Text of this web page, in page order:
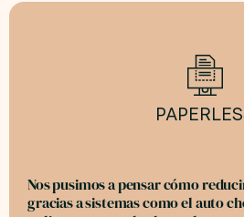
Nos pusimos a pensar cómo
gracias a sistemas como el auto